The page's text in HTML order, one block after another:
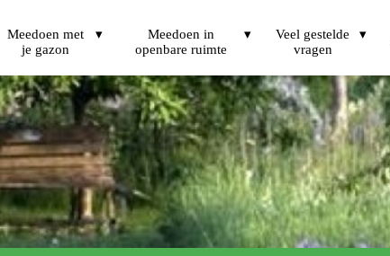
Meedoen met
je gazon
Meedoen in
openbare ruimte
Veel gestelde
vragen